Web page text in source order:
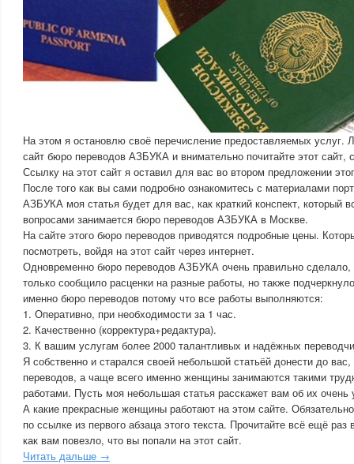
На этом я остановлю своё перечисление предоставляемых услуг.
сайт бюро переводов АЗБУКА и внимательно почитайте этот сайт,
Ссылку на этот сайт я оставил для вас во втором предложении
После того как вы сами подробно ознакомитесь с материалами
АЗБУКА моя статья будет для вас, как краткий конспект, который
вопросами занимается бюро переводов АЗБУКА в Москве.
На сайте этого бюро переводов приводятся подробные цены.
посмотреть, войдя на этот сайт через интернет.
Одновременно бюро переводов АЗБУКА очень правильно сделало,
только сообщило расценки на разные работы, но также
именно бюро переводов потому что все работы выполняются:
1. Оперативно, при необходимости за 1 час.
2. Качественно (корректура+редактура).
3. К вашим услугам более 2000 талантливых и надёжных
Я собственно и старался своей небольшой статьёй донести до
переводов, а чаще всего именно женщины занимаются такими
работами. Пусть моя небольшая статья расскажет вам об их очень
А какие прекрасные женщины работают на этом сайте.
по ссылке из первого абзаца этого текста. Прочитайте всё ещё
как вам повезло, что вы попали на этот сайт.
Читать дальше →